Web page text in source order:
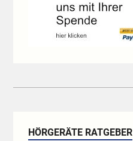
HÖRGERÄTE RATGEBER